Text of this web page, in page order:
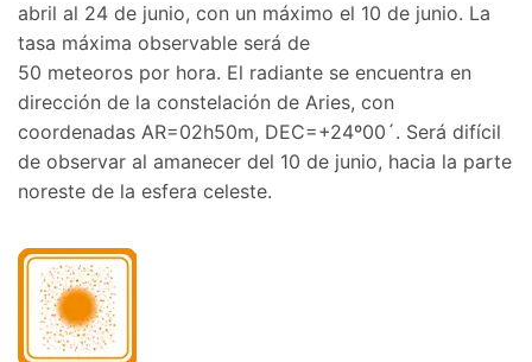
abril al 24 de junio, con un máximo el 10 de junio. La
tasa máxima observable será de
50 meteoros por hora. El radiante se encuentra en
dirección de la constelación de Aries, con
coordenadas AR=02h50m, DEC=+24º00´. Será difícil
de observar al amanecer del 10 de junio, hacia la parte
noreste de la esfera celeste.